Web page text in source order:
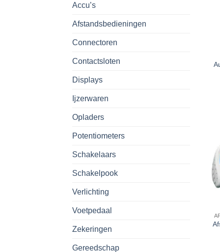
Accu’s
Afstandsbedieningen
Connectoren
Contactsloten
Displays
Ijzerwaren
Opladers
Potentiometers
Schakelaars
Schakelpook
Verlichting
Voetpedaal
Zekeringen
Gereedschap